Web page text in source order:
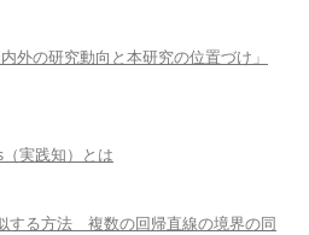
外の研究動向と本研究の位置づけ」
実践知）とは
する方法 複数の回帰直線の境界の同